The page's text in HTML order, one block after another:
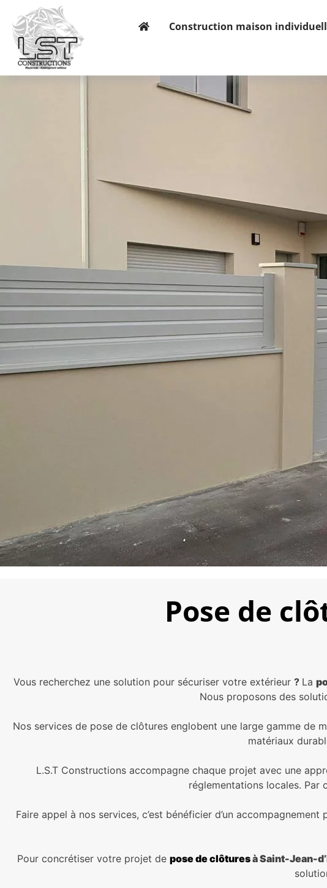
Construction maison
Pose de
Vous recherchez une solution pour sécuriser votre extérieur ? La
Nous proposons des
Nos services de pose de clôtures englobent une large gamme de
matériaux
L.S.T Constructions accompagne chaque projet avec une
réglementations locales. Par
Faire appel à nos services, c’est bénéficier d’un
Pour concrétiser votre projet de pose de clôturesà Saint-Jean-